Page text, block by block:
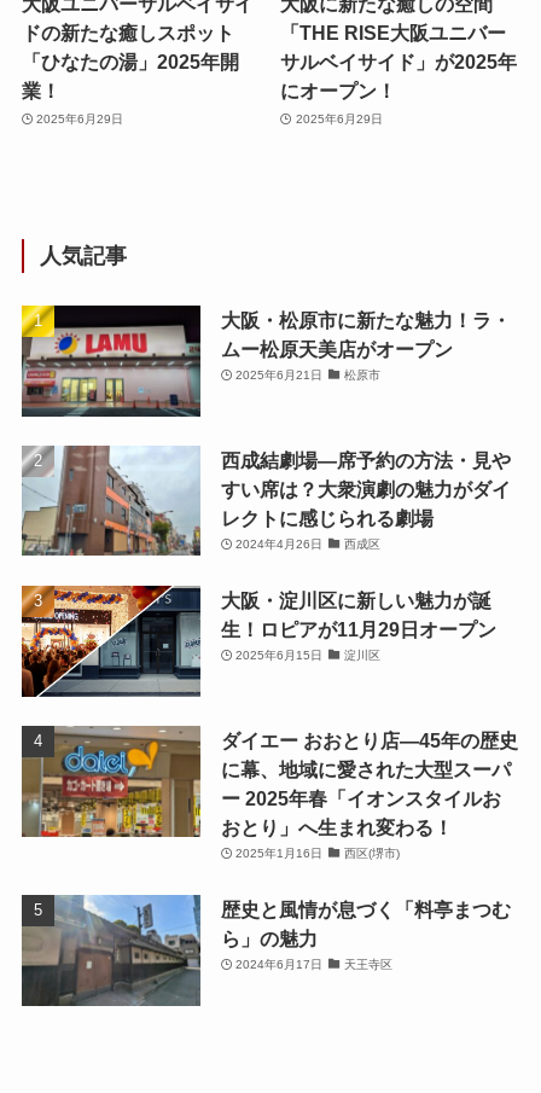
ドの新たな癒しスポット
「ひなたの湯」2025年開
業！
2025年6月29日
「THE RISE大阪ユニバー
サルベイサイド」が2025年
にオープン！
2025年6月29日
人気記事
大阪・松原市に新たな魅力！ラ・
ムー松原天美店がオープン
2025年6月21日 松原市
西成結劇場—席予約の方法・見や
すい席は？大衆演劇の魅力がダイ
レクトに感じられる劇場
2024年4月26日 西成区
大阪・淀川区に新しい魅力が誕
生！ロピアが11月29日オープン
2025年6月15日 淀川区
ダイエー おおとり店—45年の歴史
に幕、地域に愛された大型スーパ
ー 2025年春「イオンスタイルお
おとり」へ生まれ変わる！
2025年1月16日 西区(堺市)
歴史と風情が息づく「料亭まつむ
ら」の魅力
2024年6月17日 天王寺区